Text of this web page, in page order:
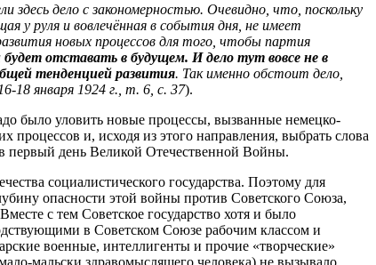
здесь дело с закономерностью. Очевидно, что, поскольку
у руля и вовлечённая в события дня, не имеет
новых процессов для того, чтобы партия
отставать в будущем. И дело тут вовсе не в
тенденцией развития. Так именно обстоит дело,
18 января 1924 г., т. 6, с. 37).
было уловить новые процессы, вызванные немецко-
и, исходя из этого направления, выбрать слова
первый день Великой Отечественной Войны.
социалистического государства. Поэтому для
опасности этой войны против Советского Союза,
с тем Советское государство хотя и было
в Советском Союзе рабочим классом и
военные, интеллигенты и прочие «творческие»
мальски здравомыслящего человека) не вызывало